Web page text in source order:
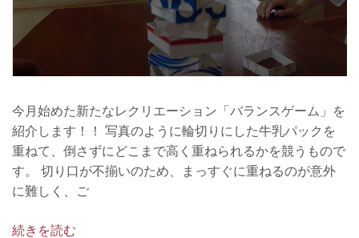
県南・会津エリア
会津若松支店
黒磯支店
会社概要
広報誌紹介
お問い合わせ
今月始めた新たなレクリエーション「バランスゲーム」を
紹介します！！ 写真のように輪切りにした牛乳パックを
重ねて、倒さずにどこまで高く重ねられるかを競うもので
す。 切り口が不揃いのため、まっすぐに重ねるのが意外
に難しく、ご
続きを読む